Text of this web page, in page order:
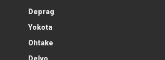
Deprag
Yokota
Ohtake